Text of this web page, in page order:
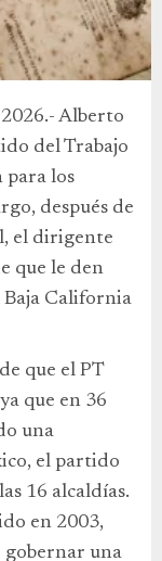
Alberto
del Trabajo
para los
después de
el dirigente
que le den
Baja California
que el PT
que en 36
una
el partido
16 alcaldías.
en 2003,
una